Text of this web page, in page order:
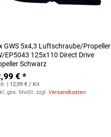
GWS 5x4,3 Luftschraube/Propeller
EP5043 125x110 Direct Drive
Schwarz
€ *
| 12,99 € / Kit
ges. MwSt. zzgl.Versandkosten